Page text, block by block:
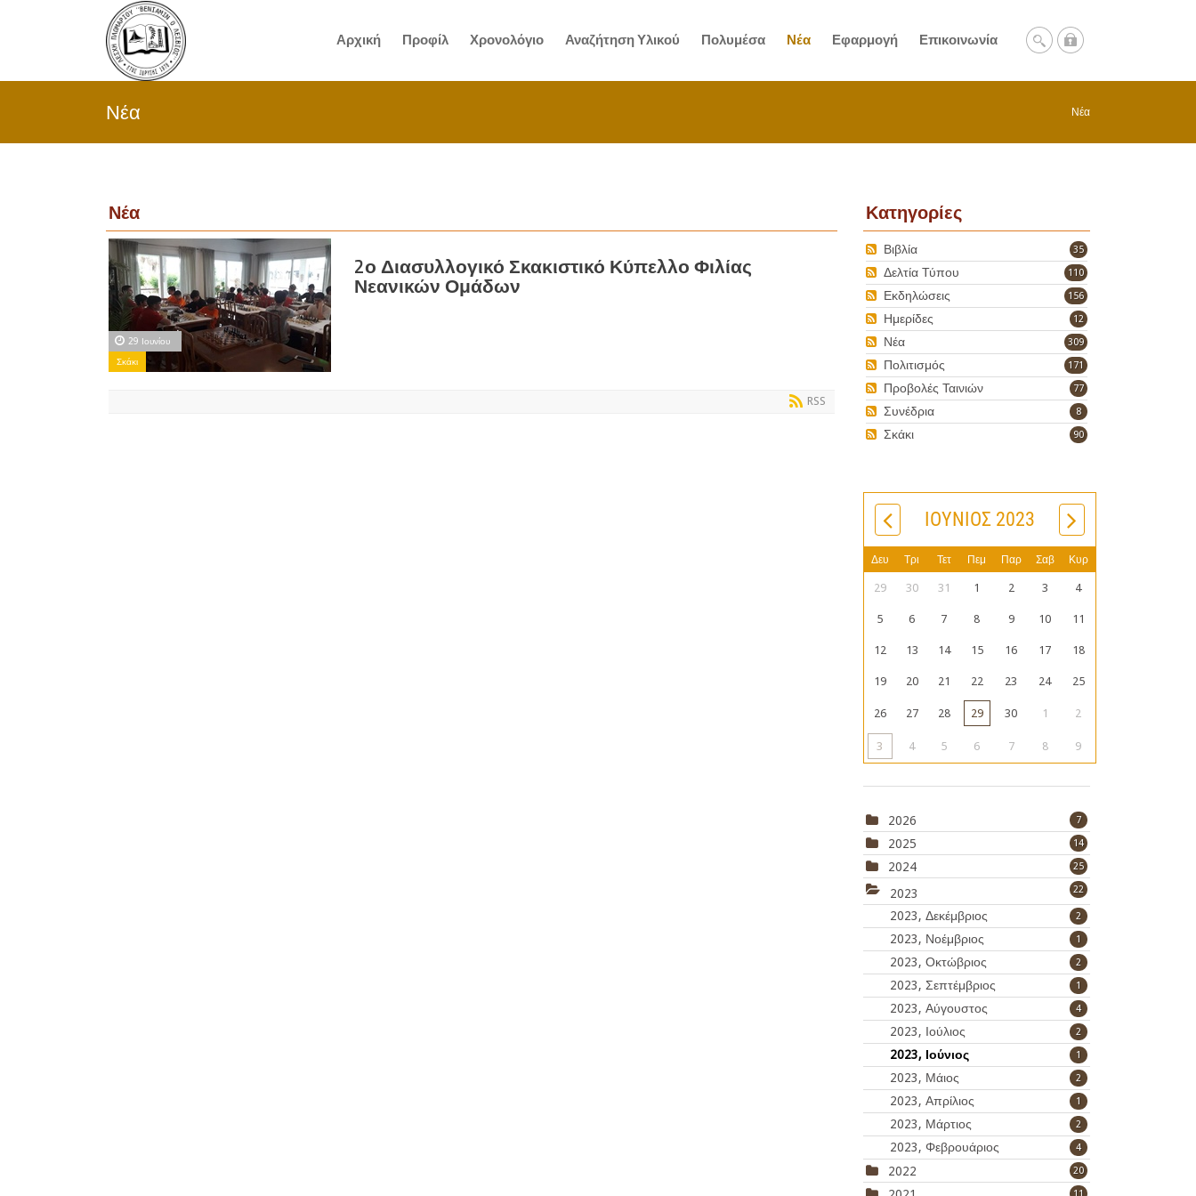
Αρχική Προφίλ Χρονολόγιο Αναζήτηση Υλικού Πολυμέσα Νέα Εφαρμογή Επικοινωνία
Νέα Νέα
Νέα
29 Ιουνίου
Σκάκι
2ο Διασυλλογικό Σκακιστικό Κύπελλο Φιλίας
Νεανικών Ομάδων
RSS
Κατηγορίες
35
Βιβλία
110
Δελτία Τύπου
156
Εκδηλώσεις
12
Ημερίδες
309
Νέα
171
Πολιτισμός
77
Προβολές Ταινιών
8
Συνέδρια
90
Σκάκι
ΙΟΎΝΙΟΣ 2023
Δευ Τρι Τετ Πεμ Παρ Σαβ Κυρ
29 30 31 1 2 3 4
5 6 7 8 9 10 11
12 13 14 15 16 17 18
19 20 21 22 23 24 25
26 27 28 29 30 1 2
3 4 5 6 7 8 9
2026 7
2025 14
2024 25
2023 22
2023, Δεκέμβριος 2
2023, Νοέμβριος 1
2023, Οκτώβριος 2
2023, Σεπτέμβριος 1
2023, Αύγουστος 4
2023, Ιούλιος 2
2023, Ιούνιος 1
2023, Μάιος 2
2023, Απρίλιος 1
2023, Μάρτιος 2
2023, Φεβρουάριος 4
2022 20
11